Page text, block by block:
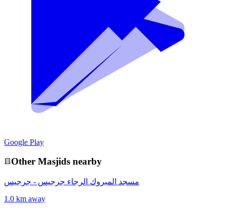
Google Play
Other Masjids nearby
مسجد المبروك الرجاء جرجيس - جرجيس
1.0 km away